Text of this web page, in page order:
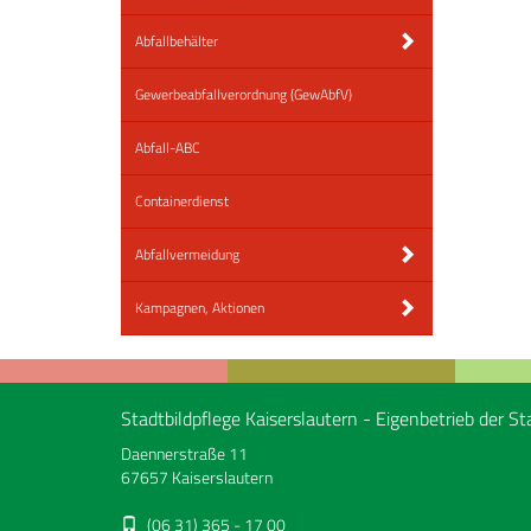
Abfallbehälter
Gewerbeabfallverordnung (GewAbfV)
Abfall-ABC
Containerdienst
Abfallvermeidung
Kampagnen, Aktionen
Stadtbildpflege Kaiserslautern - Eigenbetrieb der
Daennerstraße 11
67657 Kaiserslautern
(06 31) 365 - 17 00